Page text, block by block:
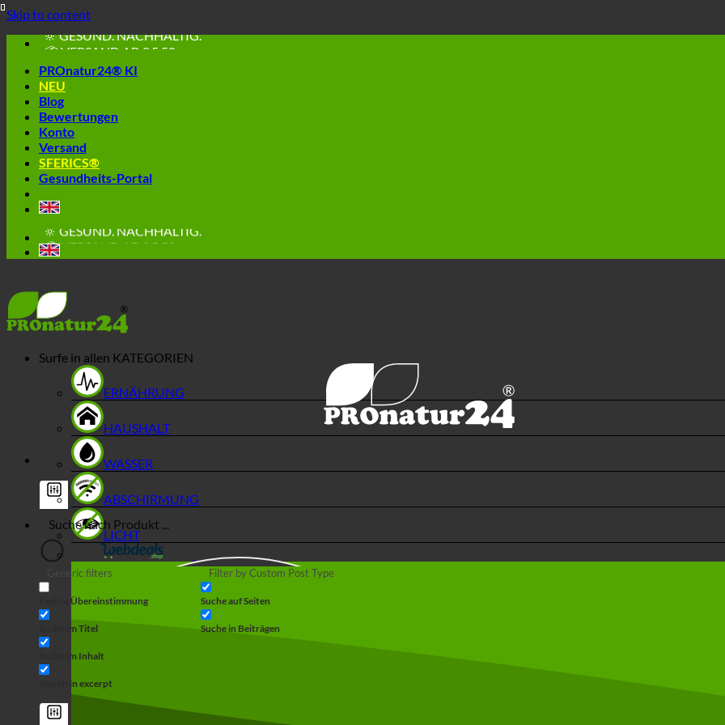
Skip to content
🔆 GESUND. NACHHALTIG.
📦 VERSAND AB € 5,50
PROnatur24® KI
NEU
Blog
Bewertungen
Konto
Versand
SFERICS®
Gesundheits-Portal
🔆 EINFACH. FUNKTIONIERT.
📦 VERSAND AB € 5,50
🔖 KAUF AUF RECHNUNG
Generic filters
Exakte Übereinstimmung
Suche im Titel
Suche im Inhalt
Search in excerpt
Filter by Custom Post Type
Suche auf Seiten
Suche in Beiträgen
Surfe in allen KATEGORIEN
ERNÄHRUNG
HAUSHALT
WASSER
ABSCHIRMUNG
LICHT